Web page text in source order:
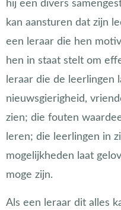
hij een divers
kan aansturen dat zijn
een leraar die hen
hen in staat stelt om
leraar die de leerlingen
nieuwsgierigheid,
zien; die fouten
leren; die leerlingen in
mogelijkheden laat
moge zijn.
Als een leraar dit alles